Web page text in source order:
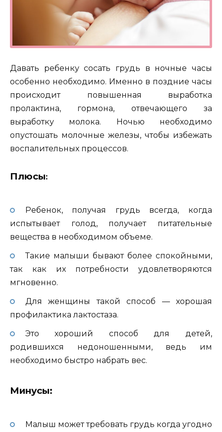
Давать ребенку сосать грудь в ночные часы
особенно необходимо. Именно в поздние часы
происходит повышенная выработка
пролактина, гормона, отвечающего за
выработку молока. Ночью необходимо
опустошать молочные железы, чтобы избежать
воспалительных процессов.
Плюсы:
Ребенок, получая грудь всегда, когда
испытывает голод, получает питательные
вещества в необходимом объеме.
Такие малыши бывают более спокойными,
так как их потребности удовлетворяются
мгновенно.
Для женщины такой способ — хорошая
профилактика лактостаза.
Это хороший способ для детей,
родившихся недоношенными, ведь им
необходимо быстро набрать вес.
Минусы:
Малыш может требовать грудь когда угодно